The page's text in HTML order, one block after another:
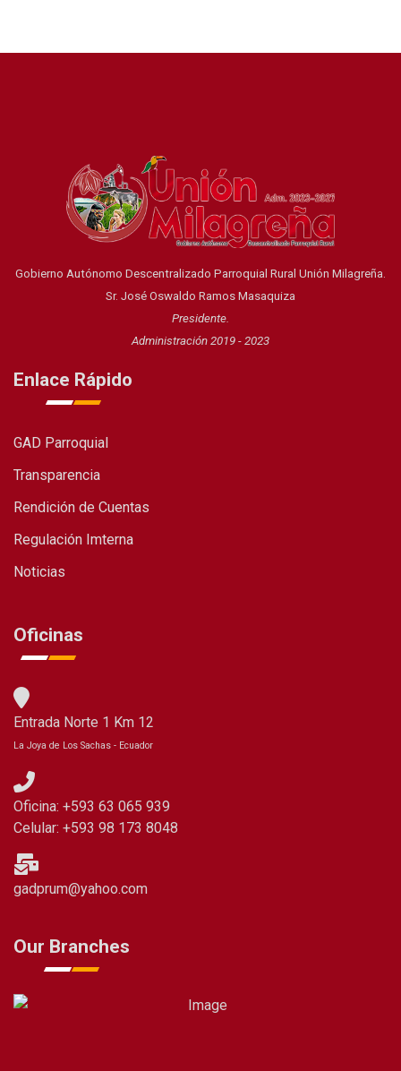
Gobierno Autónomo Descentralizado Parroquial Rural Unión Milagreña.
Sr. José Oswaldo Ramos Masaquiza
Presidente.
Administración 2019 - 2023
Enlace Rápido
GAD Parroquial
Transparencia
Rendición de Cuentas
Regulación Imterna
Noticias
Oficinas
Entrada Norte 1 Km 12
La Joya de Los Sachas - Ecuador
Oficina: +593 63 065 939
Celular: +593 98 173 8048
gadprum@yahoo.com
Our Branches